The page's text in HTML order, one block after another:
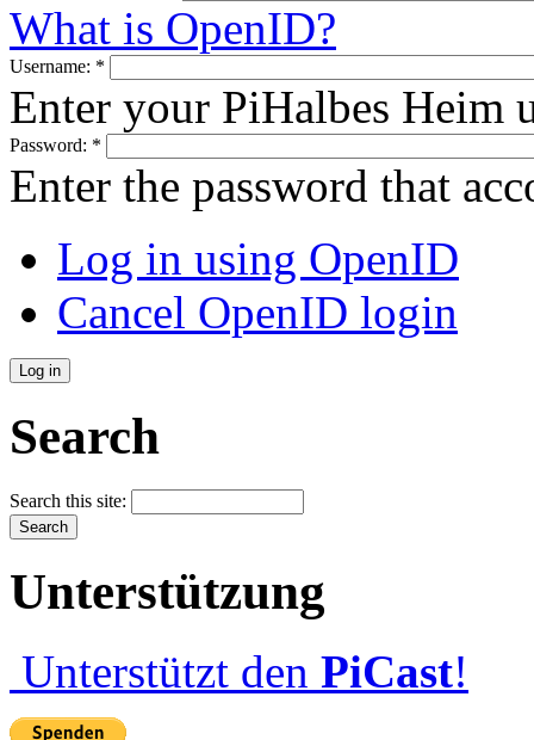
What is OpenID?
Username: *
Enter your PiHalbes Heim
Password: *
Enter the password that
Log in using OpenID
Cancel OpenID login
Search
Search this site:
Unterstützung
Unterstützt den PiCast!